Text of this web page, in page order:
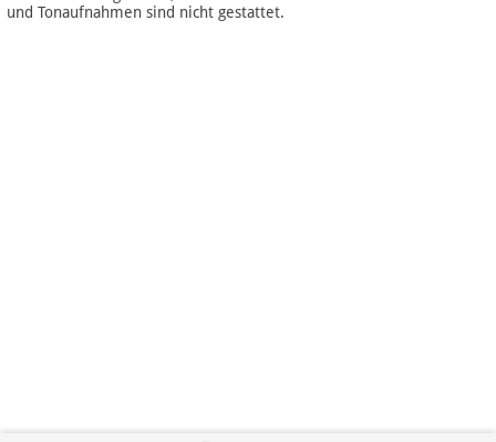
und Tonaufnahmen sind nicht gestattet.